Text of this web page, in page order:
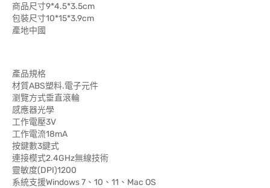
商品尺寸9*4.5*3.5cm
包裝尺寸10*15*3.9cm
產地中國
產品規格
材質ABS塑料.電子元件
瀏覽方式垂直滾輪
感應器光學
工作電壓3V
工作電流18mA
按鍵數3鍵式
連接模式2.4GHz無線技術
靈敏度(DPI)1200
系統支援Windows 7、10、11、Mac OS